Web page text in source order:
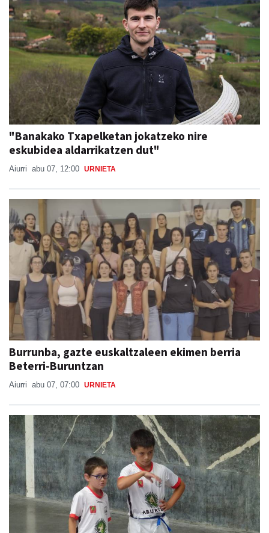
"Banakako Txapelketan jokatzeko nire
eskubidea aldarrikatzen dut"
Aiurri abu 07, 12:00 URNIETA
Burrunba, gazte euskaltzaleen ekimen berria
Beterri-Buruntzan
Aiurri abu 07, 07:00 URNIETA